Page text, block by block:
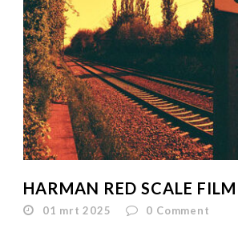
HARMAN RED SCALE FILM
01 mrt 2025 0 Comment